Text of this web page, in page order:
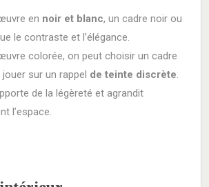
en noir et blanc, un cadre noir ou
le contraste et l’élégance.
colorée, on peut choisir un cadre
jouer sur un rappel de teinte discrète.
de la légèreté et agrandit
l’espace.